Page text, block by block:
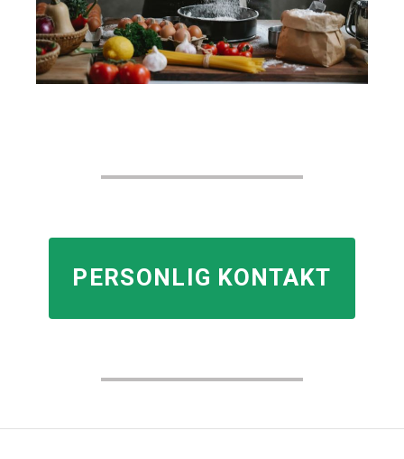
PERSONLIG KONTAKT